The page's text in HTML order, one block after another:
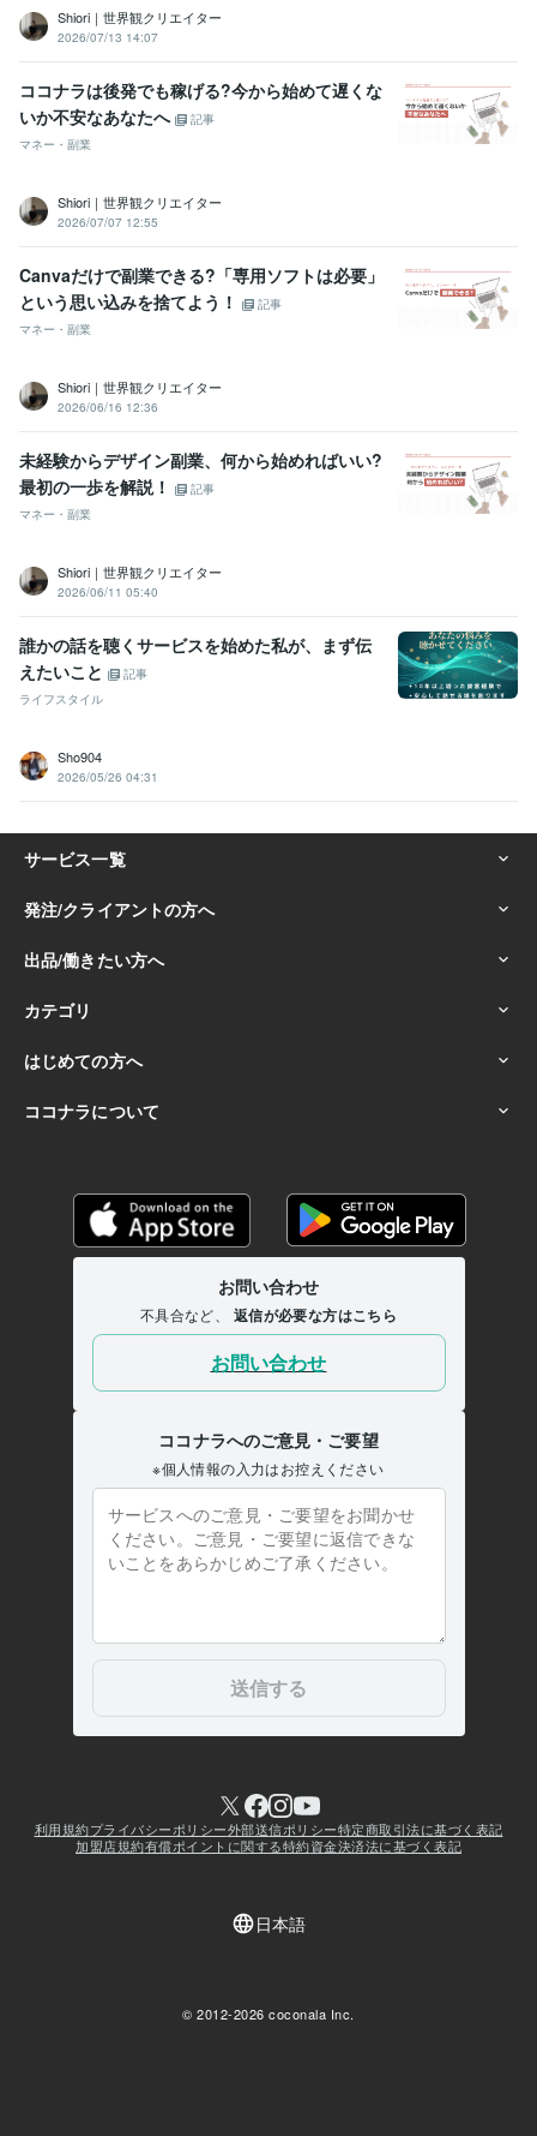
Shiori｜世界観クリエイター
2026/07/13 14:07
ココナラは後発でも稼げる?今から始めて遅くな
いか不安なあなたへ
記事
マネー・副業
Shiori｜世界観クリエイター
2026/07/07 12:55
Canvaだけで副業できる?「専用ソフトは必要」
という思い込みを捨てよう！
記事
マネー・副業
Shiori｜世界観クリエイター
2026/06/16 12:36
未経験からデザイン副業、何から始めればいい?
最初の一歩を解説！
記事
マネー・副業
Shiori｜世界観クリエイター
2026/06/11 05:40
誰かの話を聴くサービスを始めた私が、まず伝
えたいこと
記事
ライフスタイル
Sho904
2026/05/26 04:31